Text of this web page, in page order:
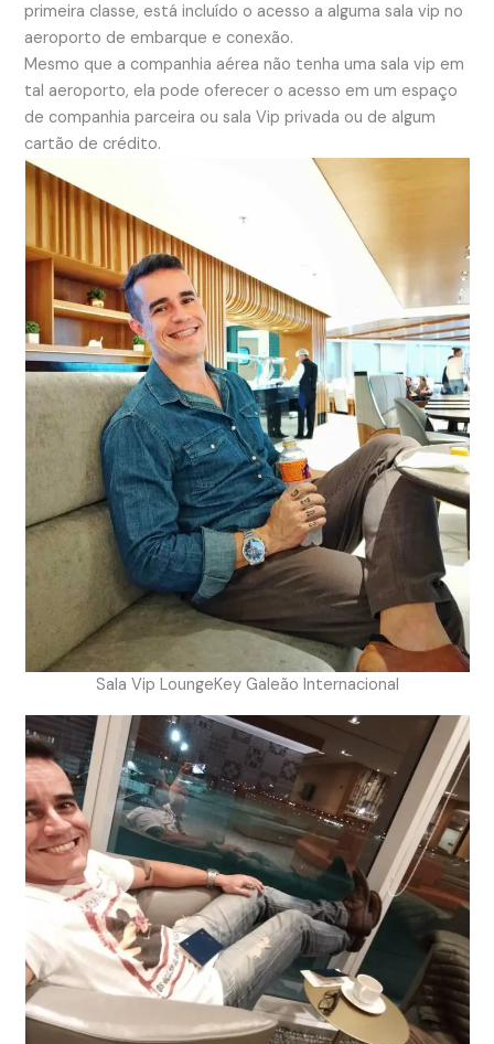
primeira classe, está incluído o acesso a alguma sala vip no
aeroporto de embarque e conexão.
Mesmo que a companhia aérea não tenha uma sala vip em
tal aeroporto, ela pode oferecer o acesso em um espaço
de companhia parceira ou sala Vip privada ou de algum
cartão de crédito.
Sala Vip LoungeKey Galeão Internacional